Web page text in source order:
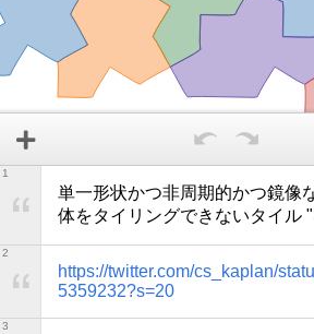
単一形状かつ非周期的かつ鏡像
体をタイリングできないタイル
1
https://twitter.com/cs_kaplan/
5359232?s=20
2
3